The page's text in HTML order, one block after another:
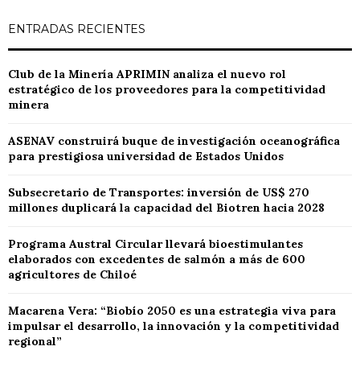
ENTRADAS RECIENTES
Club de la Minería APRIMIN analiza el nuevo rol
estratégico de los proveedores para la competitividad
minera
ASENAV construirá buque de investigación oceanográfica
para prestigiosa universidad de Estados Unidos
Subsecretario de Transportes: inversión de US$ 270
millones duplicará la capacidad del Biotren hacia 2028
Programa Austral Circular llevará bioestimulantes
elaborados con excedentes de salmón a más de 600
agricultores de Chiloé
Macarena Vera: “Biobío 2050 es una estrategia viva para
impulsar el desarrollo, la innovación y la competitividad
regional”